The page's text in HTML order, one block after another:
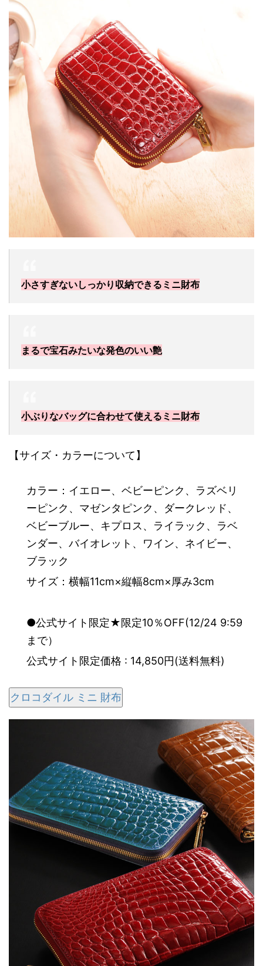
小さすぎないしっかり収納できるミニ財布
まるで宝石みたいな発色のいい艶
小ぶりなバッグに合わせて使えるミニ財布
【サイズ・カラーについて】
カラー：イエロー、ベビーピンク、ラズベリ
ーピンク、マゼンタピンク、ダークレッド、
ベビーブルー、キプロス、ライラック、ラベ
ンダー、バイオレット、ワイン、ネイビー、
ブラック
サイズ：横幅11cm×縦幅8cm×厚み3cm
●公式サイト限定★限定10％OFF(12/24 9:59
まで）
公式サイト限定価格 : 14,850円(送料無料)
クロコダイル ミニ 財布